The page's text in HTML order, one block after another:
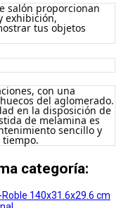
salón proporcionan
exhibición,
tus objetos
con una
del aglomerado.
en la disposición de
de melamina es
sencillo y
categoría: